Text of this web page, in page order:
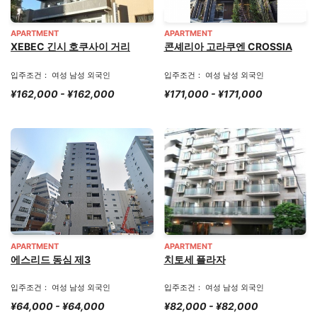
APARTMENT
XEBEC 긴시 호쿠사이 거리
입주조건： 여성 남성 외국인
¥162,000 - ¥162,000
APARTMENT
콘셰리아 고라쿠엔 CROSSIA
입주조건： 여성 남성 외국인
¥171,000 - ¥171,000
APARTMENT
에스리드 동심 제3
입주조건： 여성 남성 외국인
¥64,000 - ¥64,000
APARTMENT
치토세 플라자
입주조건： 여성 남성 외국인
¥82,000 - ¥82,000